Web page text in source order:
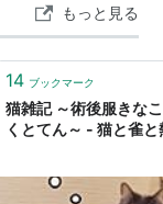
ウ酸カルシウ
もっと見る
14 ブックマーク
猫雑記 ～術後服きな
くとてん～ - 猫と雀